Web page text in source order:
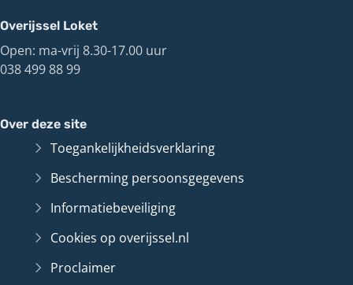
Overijssel Loket
Open: ma-vrij 8.30-17.00 uur
038 499 88 99
Over deze site
Toegankelijkheidsverklaring
Bescherming persoonsgegevens
Informatiebeveiliging
Cookies op overijssel.nl
Proclaimer